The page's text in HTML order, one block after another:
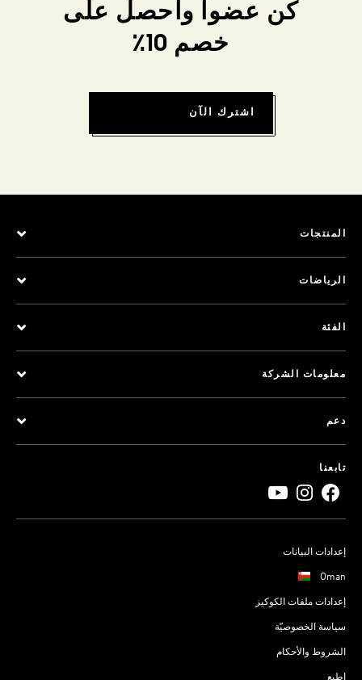
كن عضواً واحصل على
خصم 10٪
اشترك الآن
المنتجات
الرياضات
الفئة
معلومات الشركة
دعم
تابعنا
إعدادات البيانات
Oman
إعدادات ملفات الكوكيز
سياسة الخصوصيّة
الشروط والأحكام
اطبع